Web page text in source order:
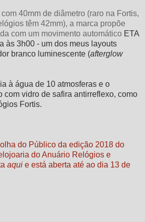
40mm de diâmetro (raro na Fortis,
têm 42mm), a marca propõe
com um movimento automático ETA
às 3h00 - um dos meus layouts
branco luminescente (afterglow
à água de 10 atmosferas e o
com vidro de safira antirreflexo, como
Fortis.
do Público da edição 2018 do
do Anuário Relógios e
aqui e está aberta até ao dia 13 de